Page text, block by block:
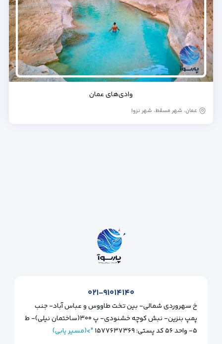
وادی‌های عمان
عمان، شهر مسقط، شهر نزوا
۰۲۱-۹۱۰۱۴۱۴۰
خ سهروردی شمالی- بین تخت طاووس و عباس آباد- جنب
پمپ بنزین- نبش کوچه خشنودی- پ ۳۰۰(ساختمان نیلی)- ط
۵- واحد ۵۶ کد پستی: ۱۵۷۷۶۳۷۳۶۹
">(مسیر یابی)